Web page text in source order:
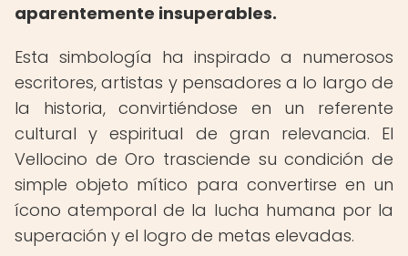
aparentemente insuperables.
Esta simbología ha inspirado a numerosos
escritores, artistas y pensadores a lo largo de
la historia, convirtiéndose en un referente
cultural y espiritual de gran relevancia. El
Vellocino de Oro trasciende su condición de
simple objeto mítico para convertirse en un
ícono atemporal de la lucha humana por la
superación y el logro de metas elevadas.